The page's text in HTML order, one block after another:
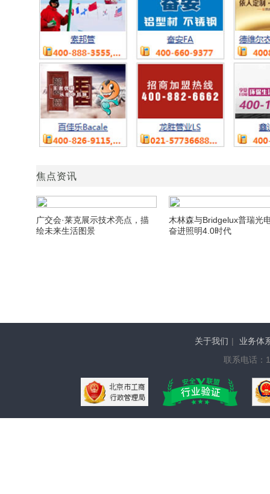
焦点资讯
广交会·莱克展示技术亮点，描
绘未来生活图景
木林森与Bridgelux普瑞光
奋进照明4.0时代
关于我们 |
业务体
联系电话